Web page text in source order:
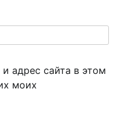
адрес сайта в этом
моих